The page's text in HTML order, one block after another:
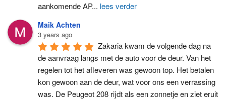
aankomende AP... lees verder
Maik Achten
3 years ago
Zakaria kwam de volgende dag na
de aanvraag langs met de auto voor de deur. Van het
regelen tot het afleveren was gewoon top. Het betalen
kon gewoon aan de deur, wat voor ons een verrassing
was. De Peugeot 208 rijdt als een zonnetje en ziet eruit